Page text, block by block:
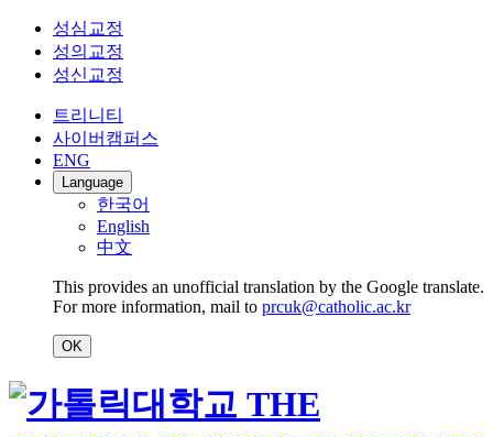
성심교정
성의교정
성신교정
트리니티
사이버캠퍼스
ENG
Language
한국어
English
中文
This provides an unofficial translation by the Google translate.
For more information, mail to prcuk@catholic.ac.kr
OK